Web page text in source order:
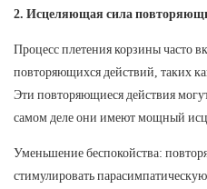
2. Исцеляющая сила
Процесс плетения корзины часто
повторяющихся действий, таких
Эти повторяющиеся действия
самом деле они имеют мощный
Уменьшение беспокойства:
стимулировать